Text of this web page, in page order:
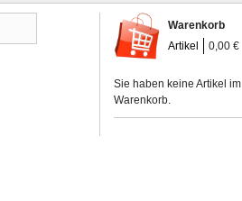
Warenkorb
Artikel
0,00 €
Sie haben keine Artikel im
Warenkorb.